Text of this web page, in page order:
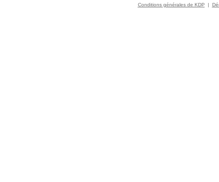
Conditions générales de KDP |